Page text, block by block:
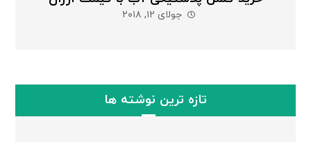
جولای ۱۲, ۲۰۱۸
تازه ترین نوشته ها